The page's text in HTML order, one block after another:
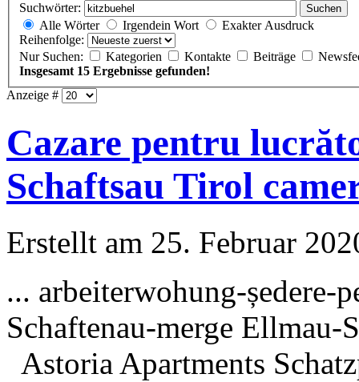
Suchwörter:
Suchen
Alle Wörter Irgendein Wort
Exakter Ausdruck
Reihenfolge:
Nur Suchen:
Kategorien Kontakte Beiträge
Insgesamt 15 Ergebnisse gefunden!
Anzeige #
Cazare pentru
Schaftsau Tirol
Erstellt am 25. Februar
... arbeiterwohung-
Schaftenau-merge
Astoria Apartments